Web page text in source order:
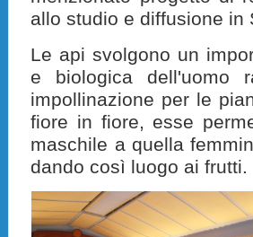
allo studio e diffusione in
Le api svolgono un
e biologica dell'uomo
impollinazione per le
fiore in fiore, esse
maschile a quella
dando così luogo ai frutti.